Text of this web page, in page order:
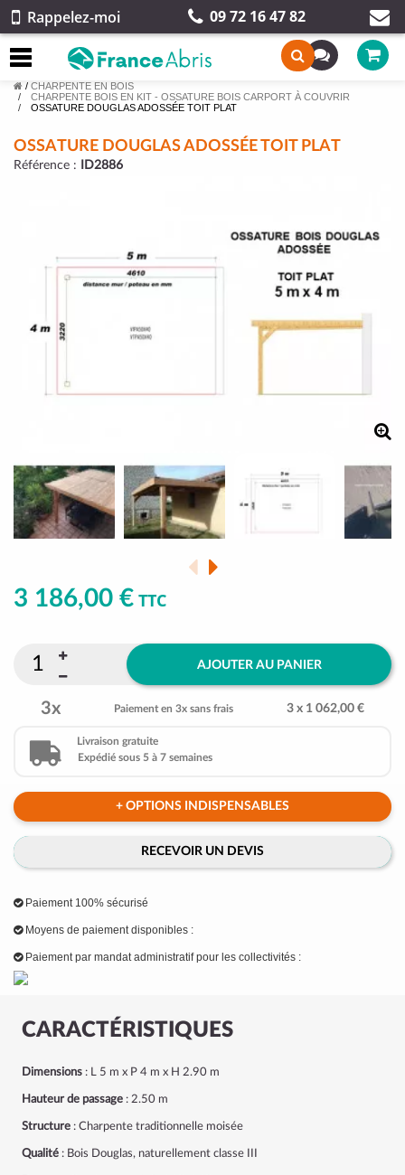
Rappelez-moi 09 72 16 47 82
/ CHARPENTE EN BOIS
CHARPENTE BOIS EN KIT - OSSATURE BOIS CARPORT À COUVRIR
OSSATURE DOUGLAS ADOSSÉE TOIT PLAT
OSSATURE DOUGLAS ADOSSÉE TOIT PLAT
Référence : ID2886
CARACTÉRISTIQUES
Dimensions : L 5 m x P 4 m x H 2.90 m
Hauteur de passage : 2.50 m
Structure : Charpente traditionnelle moisée
Qualité : Bois Douglas, naturellement classe III
3 186,00 € TTC
AJOUTER AU PANIER
3x Paiement en 3x sans frais 3 x 1 062,00 €
Livraison gratuite
Expédié sous 5 à 7 semaines
+ OPTIONS INDISPENSABLES
RECEVOIR UN DEVIS
Paiement 100% sécurisé
Moyens de paiement disponibles :
Paiement par mandat administratif pour les collectivités :